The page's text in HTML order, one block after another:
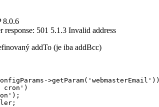
8.0.6
response: 501 5.1.3 Invalid address
addTo (je iba addBcc)
>getParam('webmasterEmail'))
cron')